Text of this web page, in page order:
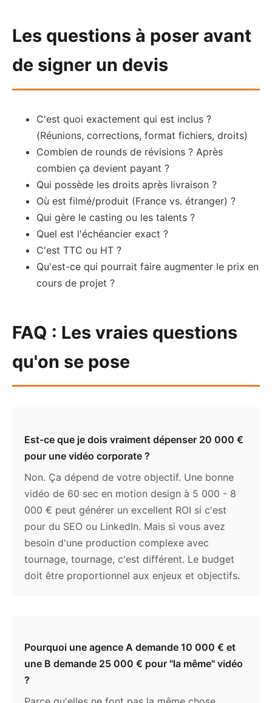
Les questions à poser avant
de signer un devis
C'est quoi exactement qui est inclus ?
(Réunions, corrections, format fichiers, droits)
Combien de rounds de révisions ? Après
combien ça devient payant ?
Qui possède les droits après livraison ?
Où est filmé/produit (France vs. étranger) ?
Qui gère le casting ou les talents ?
Quel est l'échéancier exact ?
C'est TTC ou HT ?
Qu'est-ce qui pourrait faire augmenter le prix en
cours de projet ?
FAQ : Les vraies questions
qu'on se pose
Est-ce que je dois vraiment dépenser 20 000 €
pour une vidéo corporate ?
Non. Ça dépend de votre objectif. Une bonne
vidéo de 60 sec en motion design à 5 000 - 8
000 € peut générer un excellent ROI si c'est
pour du SEO ou LinkedIn. Mais si vous avez
besoin d'une production complexe avec
tournage, tournage, c'est différent. Le budget
doit être proportionnel aux enjeux et objectifs.
Pourquoi une agence A demande 10 000 € et
une B demande 25 000 € pour "la même" vidéo
?